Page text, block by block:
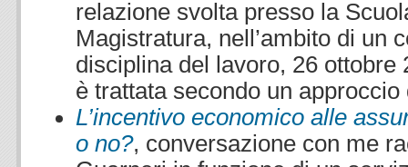
relazione svolta presso la
Magistratura, nell’ambito di un
disciplina del lavoro, 26 ottobre
è trattata secondo un
L’incentivo economico alle
o no?, conversazione con me